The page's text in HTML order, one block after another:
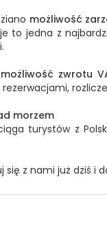
możliwość
to jedna z
możliwość zwrotu
morzem
turystów z
się z nami już dziś i